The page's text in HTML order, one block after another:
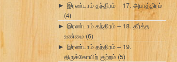
► இரண்டாம் தந்திரம் – 17. அபாத்திரம்
(4)
► இரண்டாம் தந்திரம் – 18. தீர்த்த
உண்மை (6)
► இரண்டாம் தந்திரம் – 19.
திருக்கோயிற் குற்றம் (5)